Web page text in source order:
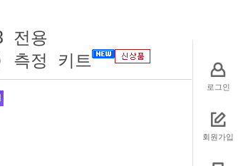
로그인
회원가입
전용
정 키트